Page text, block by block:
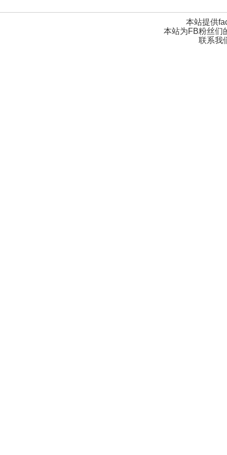
本站提供
本站为FB粉丝们
联系我